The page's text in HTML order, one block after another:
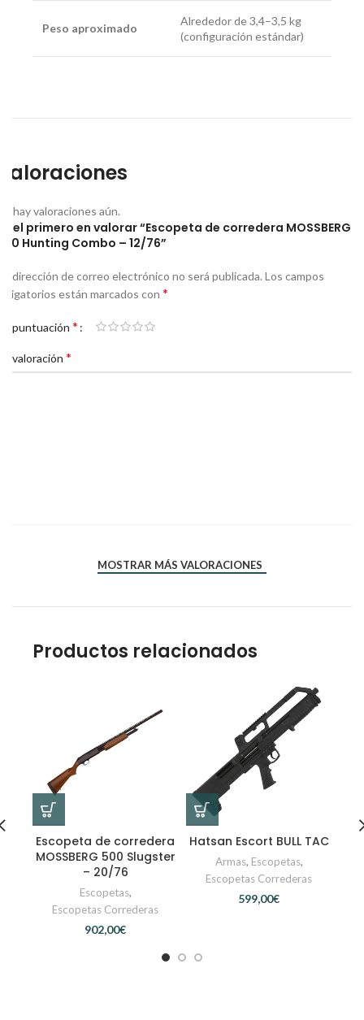
Peso aproximado
Alrededor de 3,4–3,5 kg
(configuración estándar)
hay valoraciones aún.
el primero en valorar “Escopeta de corredera MOSSBERG
Hunting Combo – 12/76”
dirección de correo electrónico no será publicada.Los campos
están marcados con *
puntuación *
valoración *
MOSTRAR MÁS VALORACIONES
Productos relacionados
Escopeta de corredera
MOSSBERG 500 Slugster
– 20/76
Escopetas,
Escopetas Correderas
€
Hatsan Escort BULL TAC
Armas, Escopetas,
Escopetas Correderas
€